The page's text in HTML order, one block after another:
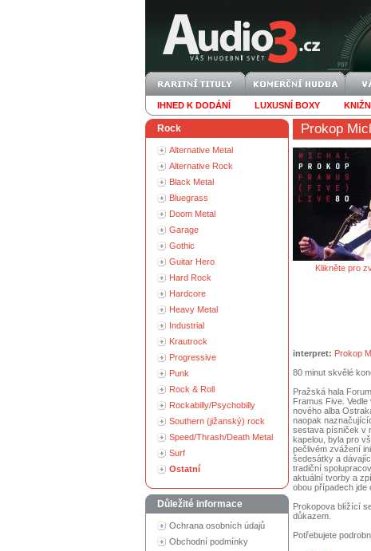
IHNED K DODÁNÍ LUXUSNÍ BOXY
Rock
Alternative Metal
Alternative Rock
Black Metal
Bluegrass
Doom Metal
Garage
Gothic
Guitar Hero
Hard Rock
Hardcore
Heavy Metal
Industrial
Krautrock
Progressive
Punk
Rock & Roll
Rockabilly/Psychobilly
Southern (jižanský) rock
Speed/Thrash/Death Metal
Surf
Ostatní
Důležité informace
Ochrana osobních údajů
Obchodní podmínky
Prokop
Klikněte pro
interpret: Prokop
80 minut skvělé
Pražská hala
Framus Five.
nového alba
naopak
sestava písniček v
kapelou, byla pro
pečlivém zvážení
šedesátky a
tradiční
aktuální tvorby a
obou případech jde
Prokopova blížící
důkazem.
Potřebujete